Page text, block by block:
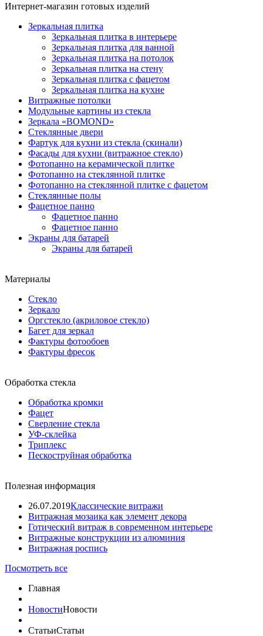
Интернет-магазин готовых изделий
Зеркальная плитка
Зеркальная плитка в интерьере
Зеркальная плитка для ванной
Зеркальная плитка на потолок
Зеркальная плитка на стену
Зеркальная плитка с фацетом
Зеркальная плитка на кухне
Витражные потолки
Модульные картины из стекла
Зеркала «BOMOND»
Стеклянные двери
Фартук для кухни из стекла (скинали)
Фасады для кухни (витражное стекло)
Фотопанно на керамической плитке
Фотопанно на стеклянной плитке
Фотопанно на стеклянной плитке с фацетом
Стеклянные полы
Фацетное панно
Фацетное панно
Фацетное панно
Экраны для батарей
Экраны для батарей
Материалы
Стекло
Зеркало
Оргстекло (акриловое стекло)
Багет для зеркал
Фактуры фотообоев
Фактуры фресок
Обработка стекла
Обработка кромки
Фацет
Сверление стекла
УФ-склейка
Триплекс
Пескоструйная обработка
Полезная информация
26.07.2019Классические витражи
Витражная мозаика как элемент декора
Готический витраж в современном интерьере
Витражные конструкции из алюминия
Витражная роспись
Посмотреть все
Главная
НовостиНовости
СтатьиСтатьи